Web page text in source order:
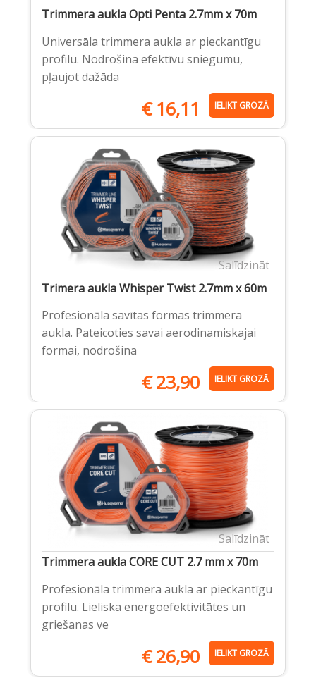
Trimmera aukla Opti Penta 2.7mm x 70m
Universāla trimmera aukla ar pieckantīgu
profilu. Nodrošina efektīvu sniegumu,
pļaujot dažāda
€16,11 IELIKT GROZĀ
Salīdzināt
Trimera aukla Whisper Twist 2.7mm x 60m
Profesionāla savītas formas trimmera
aukla. Pateicoties savai aerodinamiskajai
formai, nodrošina
€23,90 IELIKT GROZĀ
Salīdzināt
Trimmera aukla CORE CUT 2.7 mm x 70m
Profesionāla trimmera aukla ar pieckantīgu
profilu. Lieliska energoefektivitātes un
griešanas ve
€26,90 IELIKT GROZĀ